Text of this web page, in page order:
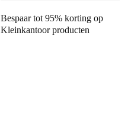
Bespaar tot 95% korting op
Kleinkantoor producten